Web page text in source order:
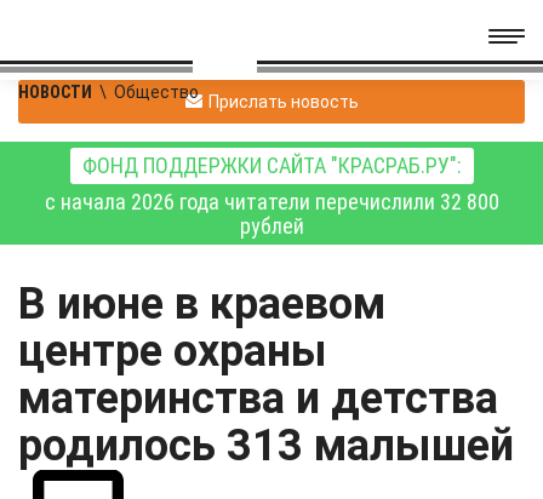
НОВОСТИ \ Общество Прислать новость
ФОНД ПОДДЕРЖКИ САЙТА "КРАСРАБ.РУ":
с начала 2026 года читатели перечислили 32 800
рублей
В июне в краевом
центре охраны
материнства и детства
родилось 313 малышей